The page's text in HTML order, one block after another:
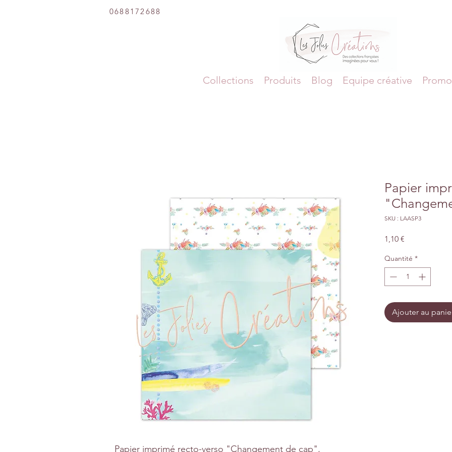
0688172688
Collections Produits Blog Equipe créative
Papier imprimé recto-verso "Changement de cap",
Papier
SKU : LAASP3
1,10 €
Quantité *
Ajouter au